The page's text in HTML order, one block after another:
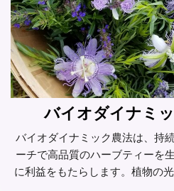
バイオダイナミ
バイオダイナミック農法は、持
ーチで高品質のハーブティーを
に利益をもたらします。植物の